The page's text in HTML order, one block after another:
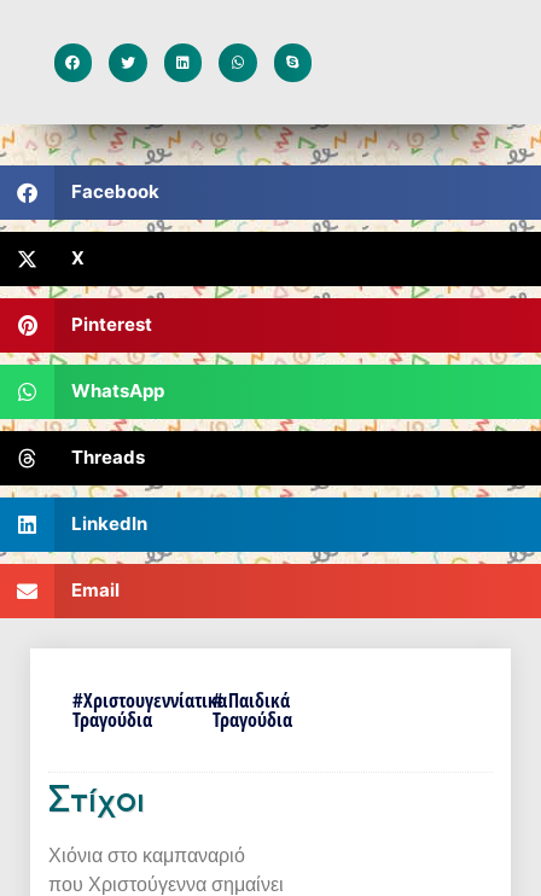
Facebook
X
Pinterest
WhatsApp
Threads
LinkedIn
Email
#Χριστουγεννίατικα
Τραγούδια
# Παιδικά
Τραγούδια
Στίχοι
Χιόνια στο καμπαναριό
που Χριστούγεννα σημαίνει